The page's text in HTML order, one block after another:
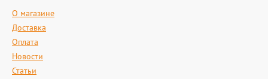
О магазине
Доставка
Оплата
Новости
Статьи